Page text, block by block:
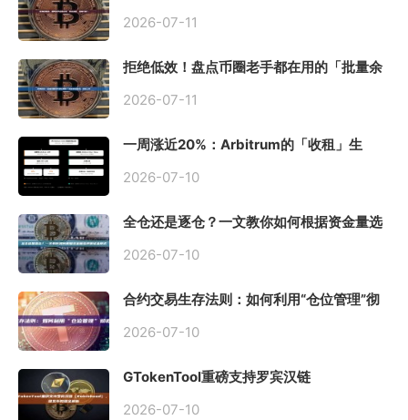
2026-07-11
拒绝低效！盘点币圈老手都在用的「批量余
2026-07-11
一周涨近20%：Arbitrum的「收租」生
2026-07-10
全仓还是逐仓？一文教你如何根据资金量选
2026-07-10
合约交易生存法则：如何利用“仓位管理”彻
2026-07-10
GTokenTool重磅支持罗宾汉链
2026-07-10